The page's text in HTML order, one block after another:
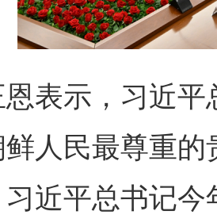
示，习近平
人民最尊重
近平总书记